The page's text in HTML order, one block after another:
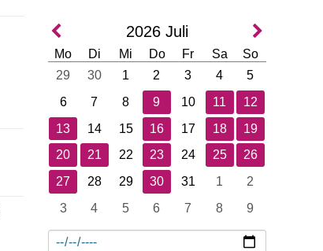
2026 Juli
Mo Di Mi Do Fr Sa
So
29
30 1 2 3 4
5
6
7 8 9 10 11
12
13
14 15 16 17 18
19
20
21 22 23 24 25
26
27
28 29 30 31 1
2
3
4 5 6 7 8 9